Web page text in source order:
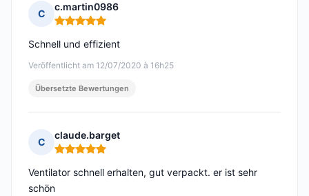
C
c.martin0986
Hinweis: 5 von 5
Veröffentlicht am 12/07/2020 à 16h25
Schnell und effizient
Übersetzte Bewertungen
C
claude.barget
Hinweis: 5 von 5
Ventilator schnell erhalten, gut verpackt. er ist sehr
schön